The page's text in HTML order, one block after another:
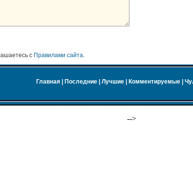
с Правилами сайта.
Главная Последние Лучшие Комментируемые
-->